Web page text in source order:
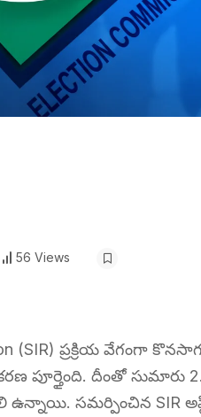
56 Views
(SIR) ప్రక్రియ వేగంగా
దీంతో సుమారు
సమర్పించిన SIR